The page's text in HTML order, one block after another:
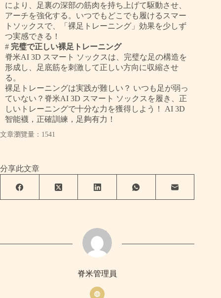
により、
足裏の深部の筋肉を持ち上げて駆動させ、
アーチを強化する。いつでもどこでも履けるスマー
トソックスで、「裸足トレーニング」効果を少しず
つ実感できる！
# 完璧で正しい裸足トレーニング
脊米AI 3D スマート ソックスは、完璧な足の構造を
形成し、足底筋を刺激して正しい方向に収縮させ
る。
裸足トレーニングは実践が難しい？ いつも足が弱っ
ていない？脊米AI 3D スマート ソックスを履き、正
しいトレーニングで十分な力を獲得しよう！
AI 3D
智能襪 ，正確訓練，足夠有力 ！
文章瀏覽量：1541
分享此文章
脊米管理員